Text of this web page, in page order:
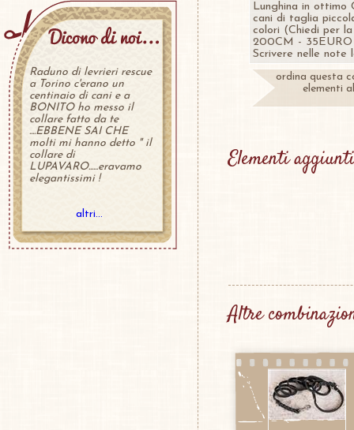
Raduno di levrieri rescue
a Torino c'erano un
centinaio di cani e a
BONITO ho messo il
collare fatto da te
....EBBENE SAI CHE
molti mi hanno detto " il
collare di
LUPAVARO......eravamo
elegantissimi !
altri...
Lunghina in ottimo
cani di taglia
colori (Chiedi per
200CM -
Scrivere nelle note
ordina questa
elementi
Elementi
Altre